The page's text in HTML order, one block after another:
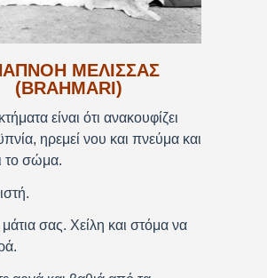
ΜΕΛΙΣΣΑΣ
(BRAHMARI)
είναι ότι ανακουφίζει
ηρεμεί νου και πνεύμα και
το σώμα.
μάτια σας. Χείλη και στόμα να